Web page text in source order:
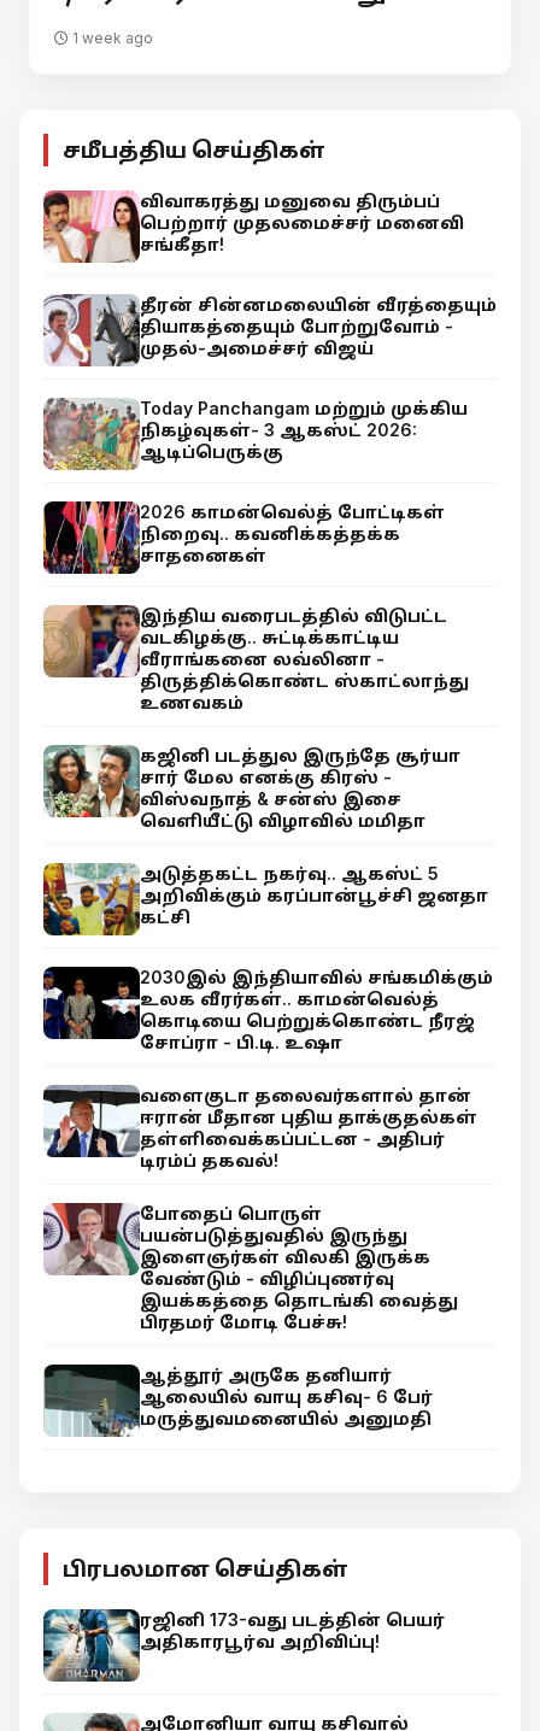
1 week ago
சமீபத்திய செய்திகள்
விவாகரத்து மனுவை திரும்பப்
பெற்றார் முதலமைச்சர் மனைவி
சங்கீதா!
தீரன் சின்னமலையின் வீரத்தையும்
தியாகத்தையும் போற்றுவோம் -
முதல்-அமைச்சர் விஜய்
Today Panchangam மற்றும் முக்கிய
நிகழ்வுகள்- 3 ஆகஸ்ட் 2026:
ஆடிப்பெருக்கு
2026 காமன்வெல்த் போட்டிகள்
நிறைவு.. கவனிக்கத்தக்க
சாதனைகள்
இந்திய வரைபடத்தில் விடுபட்ட
வடகிழக்கு.. சுட்டிக்காட்டிய
வீராங்கனை லவ்லினா -
திருத்திக்கொண்ட ஸ்காட்லாந்து
உணவகம்
கஜினி படத்துல இருந்தே சூர்யா
சார் மேல எனக்கு கிரஸ் -
விஸ்வநாத் & சன்ஸ் இசை
வெளியீட்டு விழாவில் மமிதா
அடுத்தகட்ட நகர்வு.. ஆகஸ்ட் 5
அறிவிக்கும் கரப்பான்பூச்சி ஜனதா
கட்சி
2030இல் இந்தியாவில் சங்கமிக்கும்
உலக வீரர்கள்.. காமன்வெல்த்
கொடியை பெற்றுக்கொண்ட நீரஜ்
சோப்ரா - பி.டி. உஷா
வளைகுடா தலைவர்களால் தான்
ஈரான் மீதான புதிய தாக்குதல்கள்
தள்ளிவைக்கப்பட்டன - அதிபர்
டிரம்ப் தகவல்!
போதைப் பொருள்
பயன்படுத்துவதில் இருந்து
இளைஞர்கள் விலகி இருக்க
வேண்டும் - விழிப்புணர்வு
இயக்கத்தை தொடங்கி வைத்து
பிரதமர் மோடி பேச்சு!
ஆத்தூர் அருகே தனியார்
ஆலையில் வாயு கசிவு- 6 பேர்
மருத்துவமனையில் அனுமதி
பிரபலமான செய்திகள்
ரஜினி 173-வது படத்தின் பெயர்
அதிகாரபூர்வ அறிவிப்பு!
அமோனியா வாயு கசிவால்